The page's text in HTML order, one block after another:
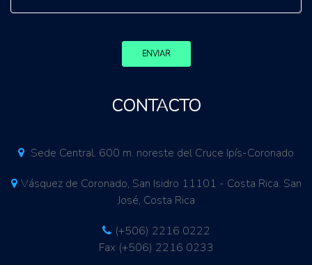
ENVIAR
CONTACTO
Sede Central. 600 m. noreste del Cruce Ipís-Coronado
Vásquez de Coronado, San Isidro 11101 - Costa Rica. San
José, Costa Rica
(+506) 2216 0222
Fax (+506) 2216 0233